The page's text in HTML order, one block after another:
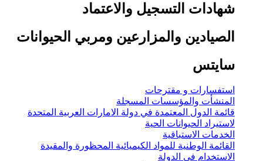
شهادات التسجيل والاعتماد
الصيادين والمزارعين ومربي الحيوانات
سايتس
استفسارات و مقترحات
المنشأت والمؤسسات المسجلة
قائمة الدول المعتمدة في دولة الامارات العربية المتحدة
لاستيراد الحيوانات الحية
الخدمات الاستباقية
القائمة الوطنية للمواد الكيميائية المحظورة والمقيدة
الاستخدام في الدولة